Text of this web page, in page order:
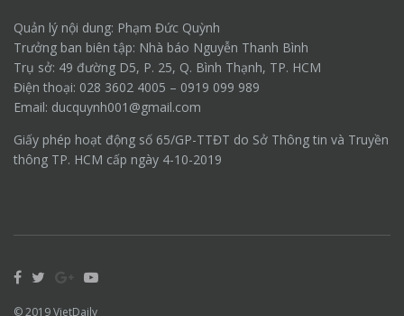
Quản lý nội dung: Phạm Đức Quỳnh
Trưởng ban biên tập: Nhà báo Nguyễn Thanh Bình
Trụ sở: 49 đường D5, P. 25, Q. Bình Thạnh, TP. HCM
Điện thoại: 028 3602 4005 – 0919 099 989
Email: ducquynh001@gmail.com
Giấy phép hoạt động số 65/GP-TTĐT do Sở Thông tin và Truyền
thông TP. HCM cấp ngày 4-10-2019
© 2019VietDaily